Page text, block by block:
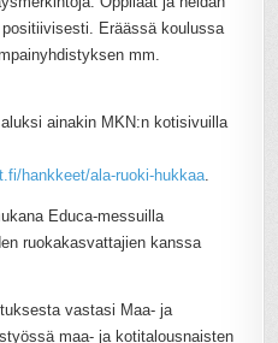
Eräässä koulussa
mm.
ainakin MKN:n kotisivuilla
hankkeet/ala-ruoki-hukkaa.
Educa-messuilla
ruokakasvattajien kanssa
vastasi Maa- ja
maa- ja kotitalousnaisten